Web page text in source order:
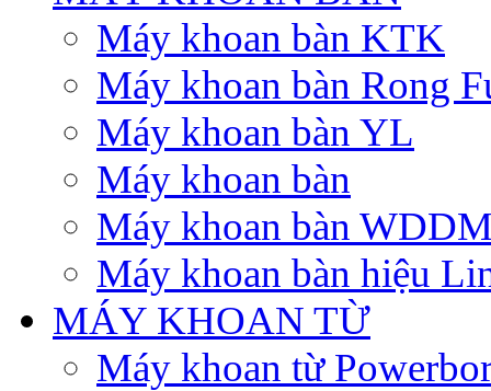
Máy khoan bàn KTK
Máy khoan bàn Rong
Máy khoan bàn YL
Máy khoan bàn
Máy khoan bàn
Máy khoan bàn hiệu
MÁY KHOAN TỪ
Máy khoan từ